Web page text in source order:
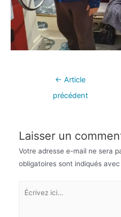
← Article
précédent
Laisser un
Votre adresse e-mail ne sera
obligatoires sont indiqués avec